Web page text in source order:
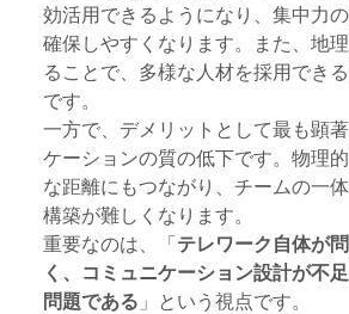
効活用できるようになり、集中力
確保しやすくなります。また、地
ることで、多様な人材を採用でき
です。
一方で、デメリットとして最も顕
ケーションの質の低下です。物理
な距離にもつながり、チームの一
構築が難しくなります。
重要なのは、「テレワーク自体が
く、コミュニケーション設計が不
問題である 」という視点です。